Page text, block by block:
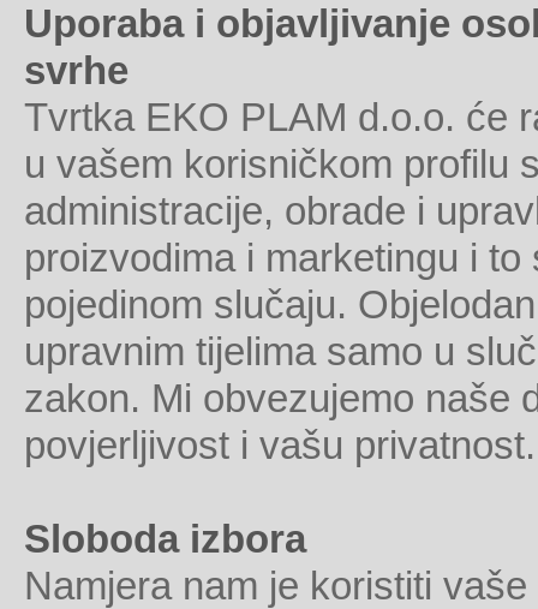
Uporaba i objavljivanje
svrhe
Tvrtka EKO PLAM d.o.o. će
u vašem korisničkom profilu
administracije, obrade i
proizvodima i marketingu i
pojedinom slučaju.
upravnim tijelima samo u
zakon. Mi obvezujemo naše
povjerljivost i vašu privatnost.
Sloboda izbora
Namjera nam je koristiti